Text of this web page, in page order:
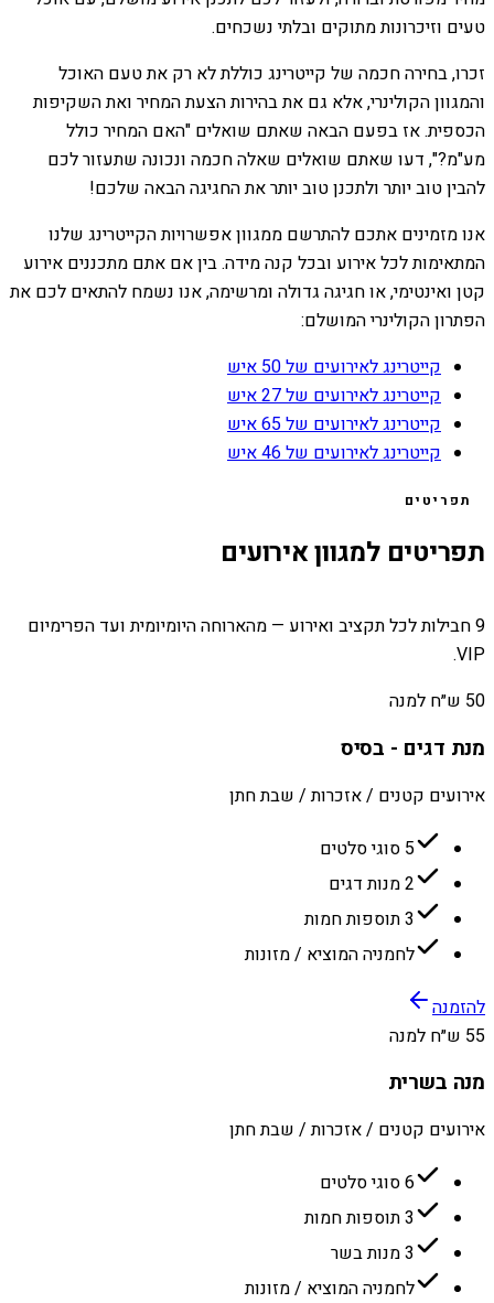
טעים וזיכרונות מתוקים ובלתי נשכחים.
זכרו, בחירה חכמה של קייטרינג כוללת לא רק את טעם האוכל
והמגוון הקולינרי, אלא גם את בהירות הצעת המחיר ואת השקיפות
הכספית. אז בפעם הבאה שאתם שואלים "האם המחיר כולל
מע"מ?", דעו שאתם שואלים שאלה חכמה ונכונה שתעזור לכם
להבין טוב יותר ולתכנן טוב יותר את החגיגה הבאה שלכם!
אנו מזמינים אתכם להתרשם ממגוון אפשרויות הקייטרינג שלנו
המתאימות לכל אירוע ובכל קנה מידה. בין אם אתם מתכננים אירוע
קטן ואינטימי, או חגיגה גדולה ומרשימה, אנו נשמח להתאים לכם את
הפתרון הקולינרי המושלם:
קייטרינג לאירועים של 50 איש
קייטרינג לאירועים של 27 איש
קייטרינג לאירועים של 65 איש
קייטרינג לאירועים של 46 איש
תפריטים
תפריטים למגוון אירועים
9 חבילות לכל תקציב ואירוע — מהארוחה היומיומית ועד הפרימיום
VIP.
50 ש״ח למנה
מנת דגים - בסיס
אירועים קטנים / אזכרות / שבת חתן
5 סוגי סלטים
2 מנות דגים
3 תוספות חמות
לחמניה המוציא / מזונות
להזמנה
55 ש״ח למנה
מנה בשרית
אירועים קטנים / אזכרות / שבת חתן
6 סוגי סלטים
3 תוספות חמות
3 מנות בשר
לחמניה המוציא / מזונות